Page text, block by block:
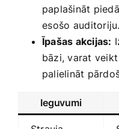
paplašināt
⁣esošo⁣ auditoriju.
Īpašas akcijas:
bāzi, varat
palielināt
Ieguvumi